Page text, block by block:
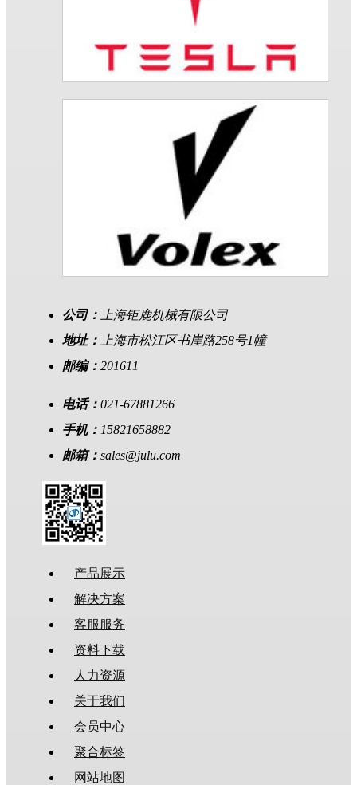
公司：
上海钜鹿机械有限公司
地址：
上海市松江区书崖路258号1幢
邮编： 201611
电话： 021-67881266
手机： 15821658882
邮箱： sales@julu.com
产品展示
解决方案
客服服务
资料下载
人力资源
关于我们
会员中心
聚合标签
网站地图